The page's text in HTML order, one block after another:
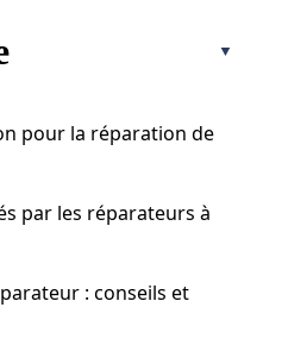
pour la réparation de
par les réparateurs à
: conseils et